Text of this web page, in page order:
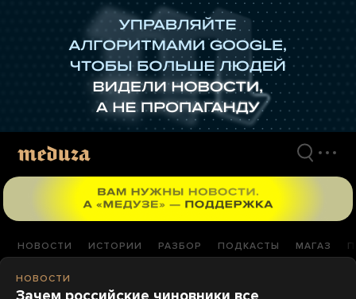
НОВОСТИ ИСТОРИИ РАЗБОР ПОДКАСТЫ МАГАЗ
НОВОСТИ
Зачем российские чиновники все